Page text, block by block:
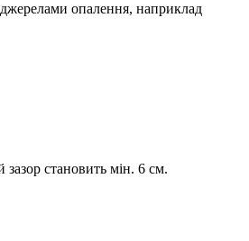
опалення, наприклад
становить мін. 6 см.